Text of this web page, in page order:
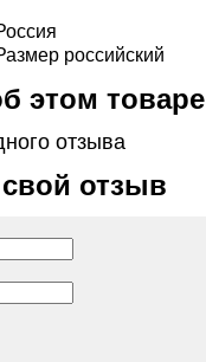
российский
этом товаре
отзыва
отзыв